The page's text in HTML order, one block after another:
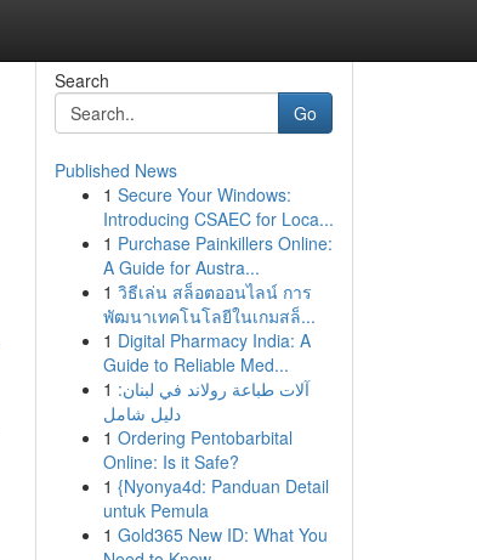
Search
Go
Published News
1 Secure Your Windows:
Introducing CSAEC for Loca...
1 Purchase Painkillers Online:
A Guide for Austra...
1 วิธีเล่น สล็อตออนไลน์ การ
พัฒนาเทคโนโลยีในเกมสล็...
1 Digital Pharmacy India: A
Guide to Reliable Med...
1 آلات طباعة رولاند في لبنان:
دليل شامل
1 Ordering Pentobarbital
Online: Is it Safe?
1 {Nyonya4d: Panduan Detail
untuk Pemula
1 Gold365 New ID: What You